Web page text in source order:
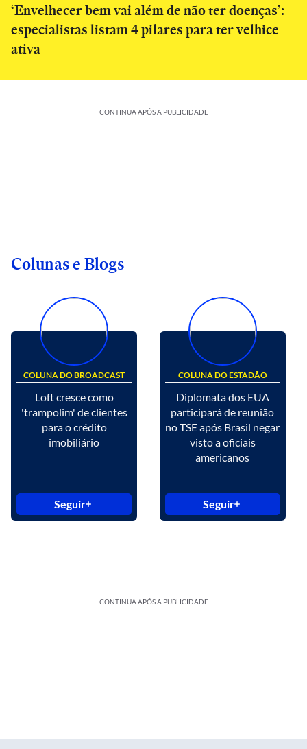
‘Envelhecer bem vai além de não ter doenças’:
especialistas listam 4 pilares para ter velhice
ativa
CONTINUA APÓS A PUBLICIDADE
Colunas e Blogs
COLUNA DO BROADCAST
Loft cresce como
'trampolim' de clientes
para o crédito
imobiliário
Seguir
COLUNA DO ESTADÃO
Diplomata dos EUA
participará de reunião
no TSE após Brasil negar
visto a oficiais
americanos
Seguir
CONTINUA APÓS A PUBLICIDADE